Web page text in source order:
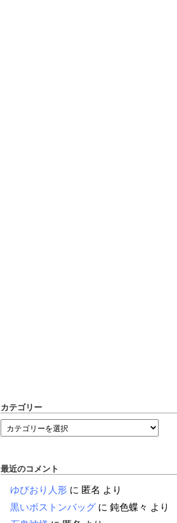
カテゴリー
最近のコメント
ゆびおり人形 に 匿名 より
黒いボストンバッグ に 鈍色蝶々 より